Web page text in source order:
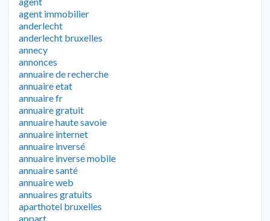
agent immobilier
anderlecht
anderlecht bruxelles
annecy
annonces
annuaire de recherche
annuaire etat
annuaire fr
annuaire gratuit
annuaire haute savoie
annuaire internet
annuaire inversé
annuaire inverse mobile
annuaire santé
annuaire web
annuaires gratuits
aparthotel bruxelles
appart